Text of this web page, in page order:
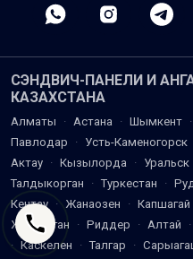
СЭНДВИЧ-ПАНЕЛИ И
КАЗАХСТАНА
Алматы · Астана · Шымкент ·
Павлодар
· Усть-Каменогорск
Актау · Кызылорда · Уральск
Талдыкорган
· Туркестан ·
Кентау · Жанаозен · Капшагай
Жезказган
· Риддер · Алтай ·
· Каскелен · Талгар ·